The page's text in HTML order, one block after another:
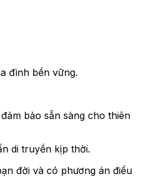
đình bền vững.
bảo sẵn sàng cho thiên
di truyền kịp thời.
đời và có phương án điều